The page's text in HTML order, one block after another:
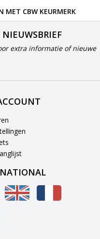
MET CBW KEURMERK
extra informatie of nieuwe